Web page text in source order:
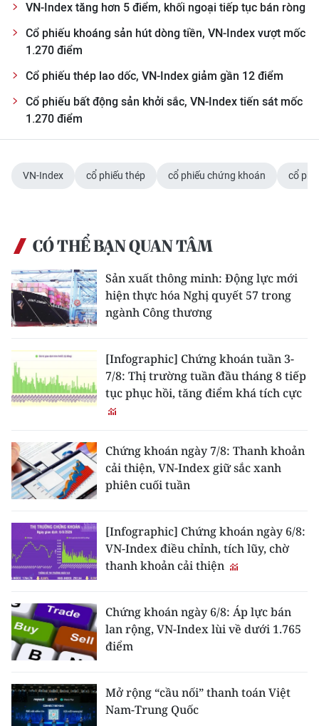
VN-Index tăng hơn 5 điểm, khối ngoại tiếp tục bán ròng
Cổ phiếu khoáng sản hút dòng tiền, VN-Index vượt mốc
1.270 điểm
Cổ phiếu thép lao dốc, VN-Index giảm gần 12 điểm
Cổ phiếu bất động sản khởi sắc, VN-Index tiến sát mốc
1.270 điểm
VN-Index cổ phiếu thép cổ phiếu chứng khoán cổ
CÓ THỂ BẠN QUAN TÂM
Sản xuất thông minh: Động lực mới
hiện thực hóa Nghị quyết 57 trong
ngành Công thương
[Infographic] Chứng khoán tuần 3-
7/8: Thị trường tuần đầu tháng 8 tiếp
tục phục hồi, tăng điểm khá tích cực
Chứng khoán ngày 7/8: Thanh khoản
cải thiện, VN-Index giữ sắc xanh
phiên cuối tuần
[Infographic] Chứng khoán ngày 6/8:
VN-Index điều chỉnh, tích lũy, chờ
thanh khoản cải thiện
Chứng khoán ngày 6/8: Áp lực bán
lan rộng, VN-Index lùi về dưới 1.765
điểm
Mở rộng “cầu nối” thanh toán Việt
Nam-Trung Quốc